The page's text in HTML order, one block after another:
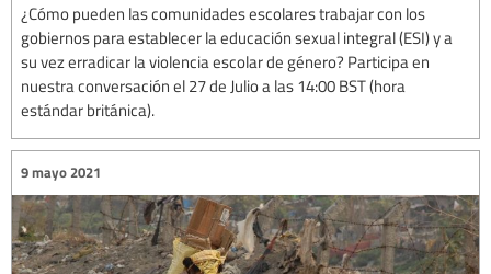
¿Cómo pueden las comunidades escolares trabajar con los
gobiernos para establecer la educación sexual integral (ESI) y a
su vez erradicar la violencia escolar de género? Participa en
nuestra conversación el 27 de Julio a las 14:00 BST (hora
estándar británica).
9 mayo 2021